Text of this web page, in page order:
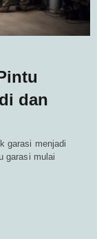
dan
garasi menjadi
garasi mulai